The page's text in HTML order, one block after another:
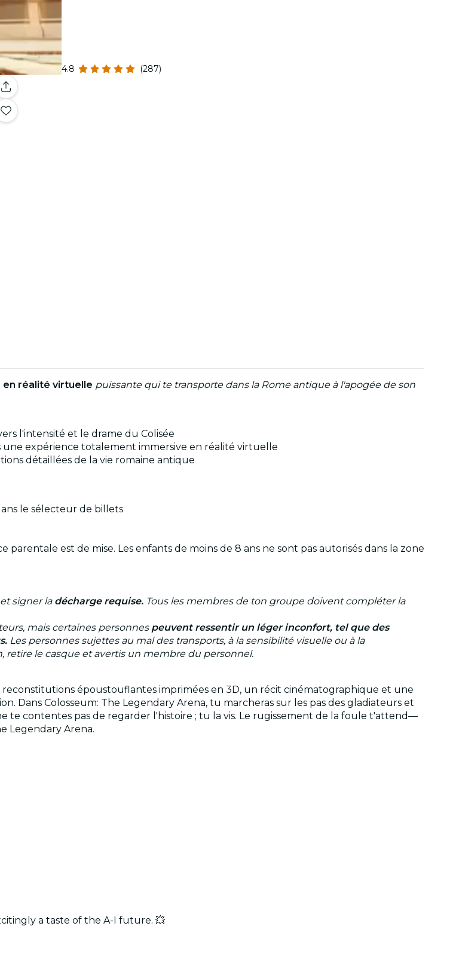
4.8 (287)
réalité virtuelle puissante qui te transporte dans la Rome antique à l'apogée de son
l'intensité et le drame du Colisée
expérience totalement immersive en réalité virtuelle
détaillées de la vie romaine antique
le sélecteur de billets
parentale est de mise. Les enfants de moins de 8 ans ne sont pas autorisés dans la zone
signer la décharge requise. Tous les membres de ton groupe doivent compléter la
mais certaines personnes peuvent ressentir un léger inconfort, tel que des
Les personnes sujettes au mal des transports, à la sensibilité visuelle ou à la
retire le casque et avertis un membre du personnel.
époustouflantes imprimées en 3D, un récit cinématographique et une
Colosseum: The Legendary Arena, tu marcheras sur les pas des gladiateurs et
te contentes pas de regarder l'histoire ; tu la vis. Le rugissement de la foule t'attend—
Legendary Arena.
a taste of the A-I future. 💥